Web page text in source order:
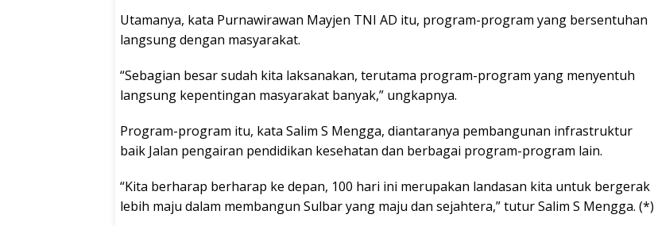
Utamanya, kata Purnawirawan Mayjen TNI AD itu, program-program yang bersentuhan
langsung dengan masyarakat.
“Sebagian besar sudah kita laksanakan, terutama program-program yang menyentuh
langsung kepentingan masyarakat banyak,” ungkapnya.
Program-program itu, kata Salim S Mengga, diantaranya pembangunan infrastruktur
baik Jalan pengairan pendidikan kesehatan dan berbagai program-program lain.
“Kita berharap berharap ke depan, 100 hari ini merupakan landasan kita untuk bergerak
lebih maju dalam membangun Sulbar yang maju dan sejahtera,” tutur Salim S Mengga. (*)